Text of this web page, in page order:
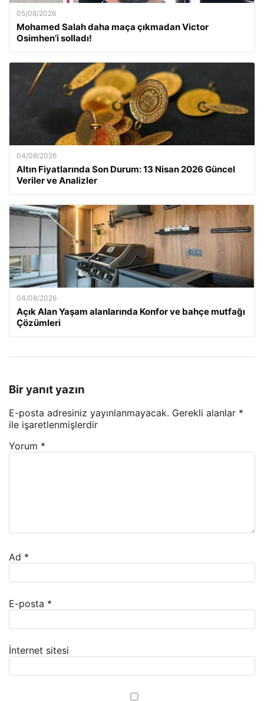
05/08/2026
Mohamed Salah daha maça çıkmadan Victor
Osimhen’i solladı!
04/08/2026
Altın Fiyatlarında Son Durum: 13 Nisan 2026 Güncel
Veriler ve Analizler
04/08/2026
Açık Alan Yaşam alanlarında Konfor ve bahçe mutfağı
Çözümleri
Bir yanıt yazın
E-posta adresiniz yayınlanmayacak. Gerekli alanlar *
ile işaretlenmişlerdir
Yorum *
Ad *
E-posta *
İnternet sitesi